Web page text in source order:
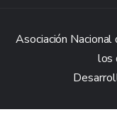
Asociación
los